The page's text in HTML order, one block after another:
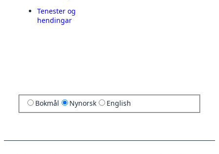
Tenester og
hendingar
Bokmål Nynorsk English